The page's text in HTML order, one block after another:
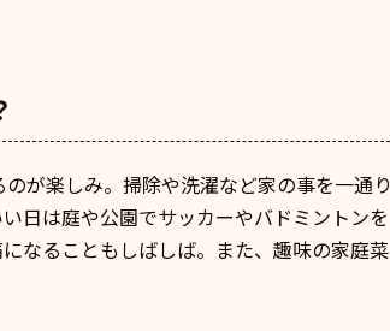
が楽しみ。掃除や洗濯など家の事を一通り
日は庭や公園でサッカーやバドミントンを
なることもしばしば。また、趣味の家庭菜